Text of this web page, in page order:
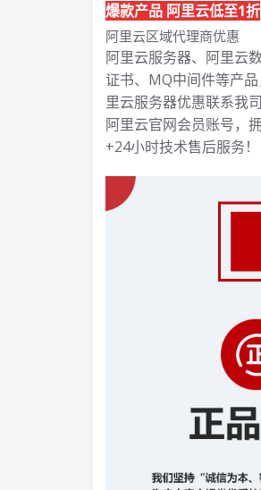
爆款产品 阿里云低至1折
阿里云区域代理商优惠
阿里云服务器、阿里云
证书、MQ中间件等产
里云服务器优惠联系我司
阿里云官网会员账号，
+24小时技术售后服务！